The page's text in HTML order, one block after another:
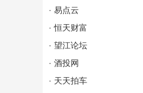
· 易点云
· 恒天财富
· 望江论坛
· 酒投网
· 天天拍车